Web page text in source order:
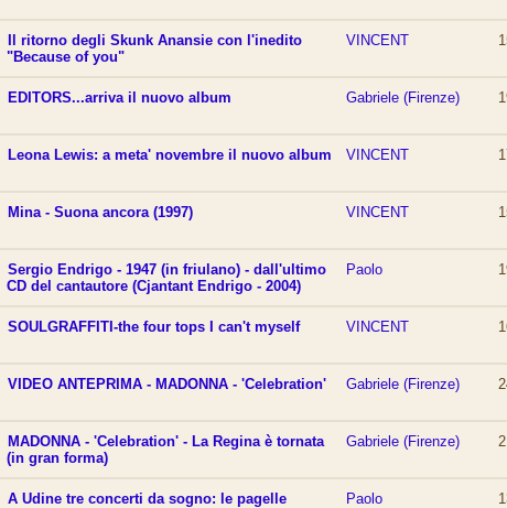
Il ritorno degli Skunk Anansie con l'inedito
"Because of you"
VINCENT
EDITORS...arriva il nuovo album Gabriele (Firenze)
Leona Lewis: a meta' novembre il nuovo album VINCENT
Mina - Suona ancora (1997) VINCENT
Sergio Endrigo - 1947 (in friulano) - dall'ultimo
CD del cantautore (Cjantant Endrigo - 2004)
Paolo
SOULGRAFFITI-the four tops I can't myself VINCENT
VIDEO ANTEPRIMA - MADONNA - 'Celebration' Gabriele (Firenze)
MADONNA - 'Celebration' - La Regina è tornata
(in gran forma)
Gabriele (Firenze)
A Udine tre concerti da sogno: le pagelle Paolo